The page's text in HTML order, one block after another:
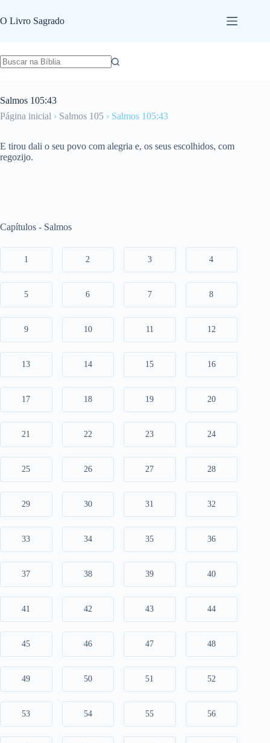
para
o
O Livro Sagrado
Salmos 105:43
Página inicial › Salmos 105 › Salmos 105:43
E tirou dali o seu povo com alegria e, os seus escolhidos, com
regozijo.
Capítulos - Salmos
1 2 3 4
5 6 7 8
9 10 11 12
13 14 15 16
17 18 19 20
21 22 23 24
25 26 27 28
29 30 31 32
33 34 35 36
37 38 39 40
41 42 43 44
45 46 47 48
49 50 51 52
53 54 55 56